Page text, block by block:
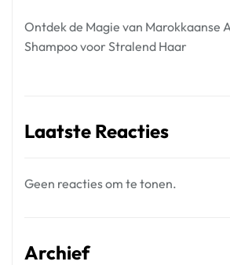
Ontdek de Magie van Marokkaanse
Shampoo voor Stralend Haar
Laatste Reacties
Geen reacties om te tonen.
Archief